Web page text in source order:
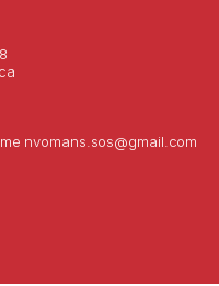
nvomans.sos@gmail.com